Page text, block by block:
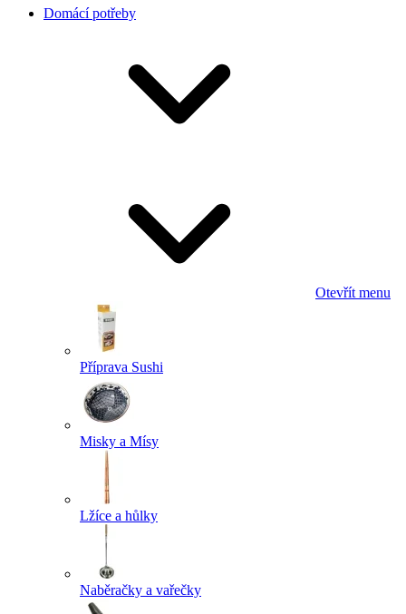
Domácí potřeby
Otevřít menu
Příprava Sushi
Misky a Mísy
Lžíce a hůlky
Naběračky a vařečky